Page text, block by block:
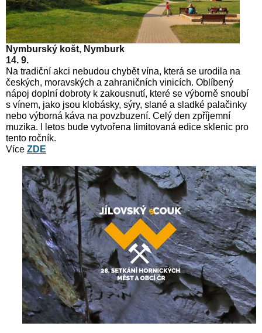
Nymburský košt, Nymburk
14. 9.
Na tradiční akci nebudou chybět vína, která se urodila na
českých, moravských a zahraničních vinicích. Oblíbený
nápoj doplní dobroty k zakousnutí, které se výborně snoubí
s vínem, jako jsou klobásky, sýry, slané a sladké palačinky
nebo výborná káva na povzbuzení. Celý den zpříjemní
muzika. I letos bude vytvořena limitovaná edice sklenic pro
tento ročník.
Více ZDE